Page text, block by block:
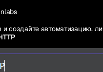
и создайте автоматизацию,